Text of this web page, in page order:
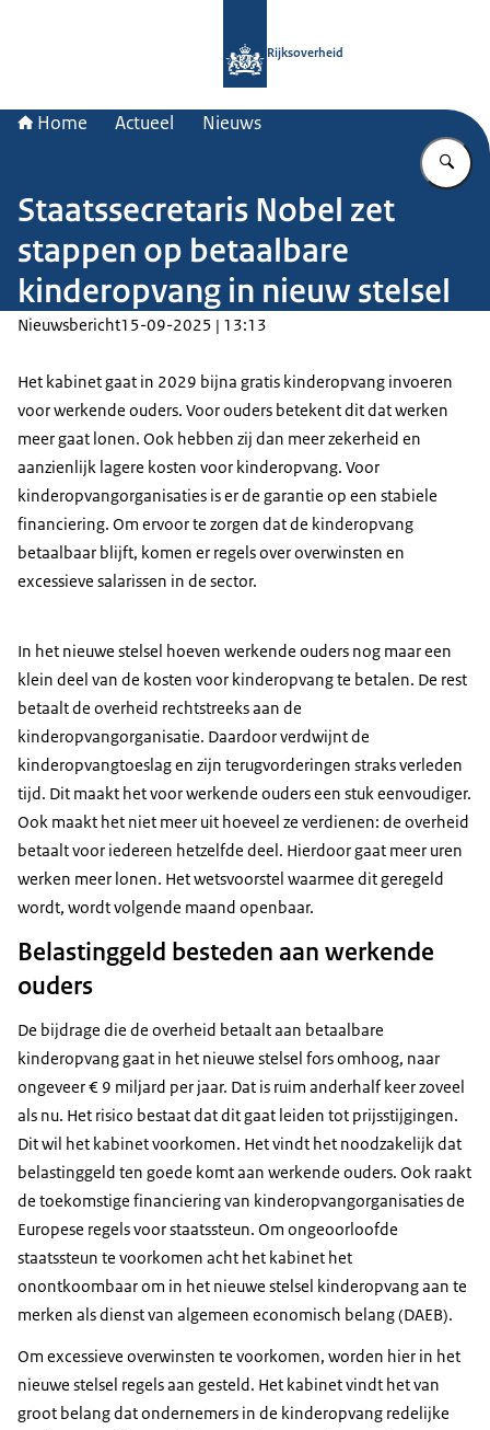
Rijksoverheid
Home Actueel Nieuws
Staatssecretaris Nobel zet
stappen op betaalbare
kinderopvang in nieuw stelsel
Nieuwsbericht15-09-2025 | 13:13
Het kabinet gaat in 2029 bijna gratis kinderopvang invoeren
voor werkende ouders. Voor ouders betekent dit dat werken
meer gaat lonen. Ook hebben zij dan meer zekerheid en
aanzienlijk lagere kosten voor kinderopvang. Voor
kinderopvangorganisaties is er de garantie op een stabiele
financiering. Om ervoor te zorgen dat de kinderopvang
betaalbaar blijft, komen er regels over overwinsten en
excessieve salarissen in de sector.
In het nieuwe stelsel hoeven werkende ouders nog maar een
klein deel van de kosten voor kinderopvang te betalen. De rest
betaalt de overheid rechtstreeks aan de
kinderopvangorganisatie. Daardoor verdwijnt de
kinderopvangtoeslag en zijn terugvorderingen straks verleden
tijd. Dit maakt het voor werkende ouders een stuk eenvoudiger.
Ook maakt het niet meer uit hoeveel ze verdienen: de overheid
betaalt voor iedereen hetzelfde deel. Hierdoor gaat meer uren
werken meer lonen. Het wetsvoorstel waarmee dit geregeld
wordt, wordt volgende maand openbaar.
Belastinggeld besteden aan werkende
ouders
De bijdrage die de overheid betaalt aan betaalbare
kinderopvang gaat in het nieuwe stelsel fors omhoog, naar
ongeveer € 9 miljard per jaar. Dat is ruim anderhalf keer zoveel
als nu. Het risico bestaat dat dit gaat leiden tot prijsstijgingen.
Dit wil het kabinet voorkomen. Het vindt het noodzakelijk dat
belastinggeld ten goede komt aan werkende ouders. Ook raakt
de toekomstige financiering van kinderopvangorganisaties de
Europese regels voor staatssteun. Om ongeoorloofde
staatssteun te voorkomen acht het kabinet het
onontkoombaar om in het nieuwe stelsel kinderopvang aan te
merken als dienst van algemeen economisch belang (DAEB).
Om excessieve overwinsten te voorkomen, worden hier in het
nieuwe stelsel regels aan gesteld. Het kabinet vindt het van
groot belang dat ondernemers in de kinderopvang redelijke